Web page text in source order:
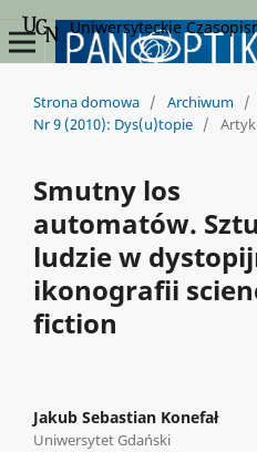
Uniwersyteckie
Strona domowa / Archiwum /
Nr 9 (2010): Dys(u)topie /
Smutny los
automatów.
ludzie w
ikonografii
fiction
Jakub Sebastian Konefał
Uniwersytet Gdański